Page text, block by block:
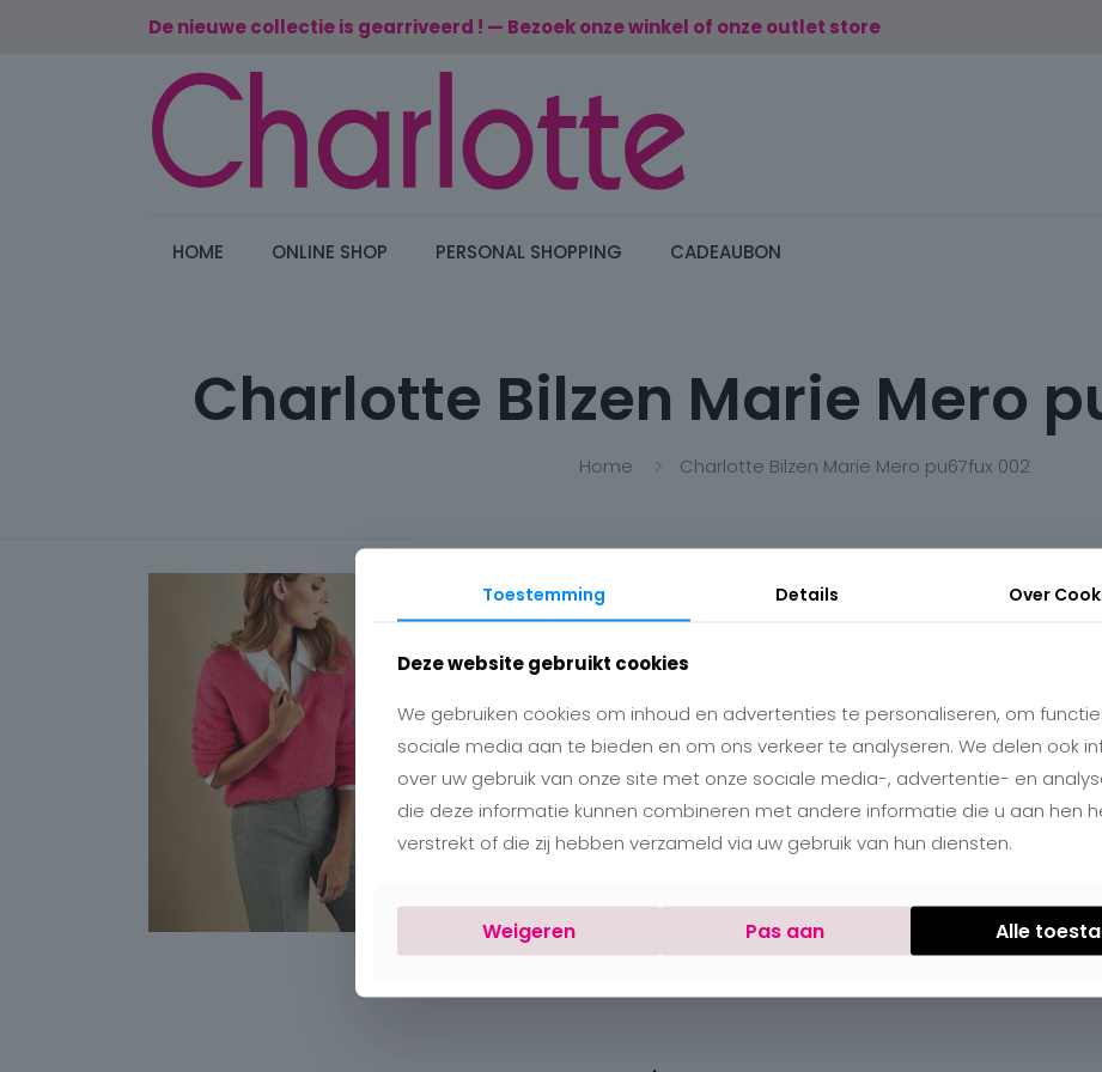
De nieuwe collectie is gearriveerd ! — Bezoek onze winkel of onze outlet store
HOME ONLINE SHOP PERSONAL SHOPPING CADEAUBON
Charlotte Bilzen Marie Mero
Home Charlotte Bilzen Marie Mero pu67fux 002
Toestemming Details Over
Deze website gebruikt cookies
We gebruiken cookies om inhoud en advertenties te personaliseren, om
sociale media aan te bieden en om ons verkeer te analyseren. We delen ook
over uw gebruik van onze site met onze sociale media-, advertentie- en
die deze informatie kunnen combineren met andere informatie die u aan hen
verstrekt of die zij hebben verzameld via uw gebruik van hun diensten.
Weigeren Pas aan Alle